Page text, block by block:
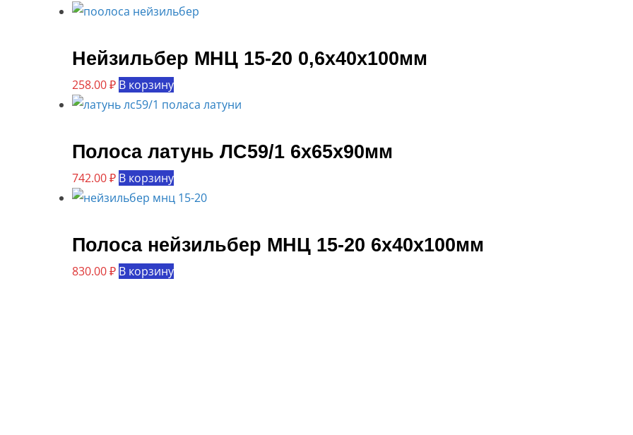
Нейзильбер МНЦ 15-20 0,6х40х100мм
258.00₽ В корзину
Полоса латунь ЛС59/1 6х65х90мм
742.00₽ В корзину
Полоса нейзильбер МНЦ 15-20 6х40х100мм
830.00₽ В корзину